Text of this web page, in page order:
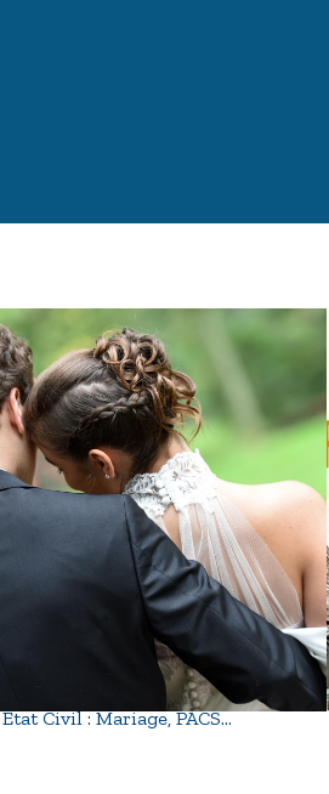
Etat Civil : Mariage, PACS…